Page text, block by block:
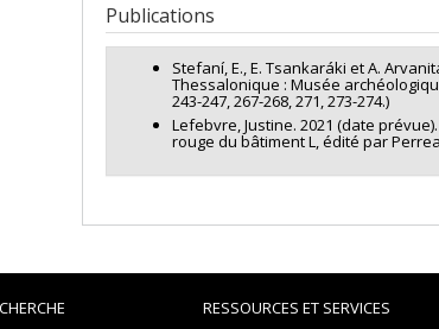
Publications
Stefaní, E., Ε. Tsankaráki et A.
Thessalonique : Musée
243-247, 267-268, 271, 273-274.)
Lefebvre, Justine. 2021 (date
rouge du bâtiment L, édité par
RESSOURCES ET SERVICES